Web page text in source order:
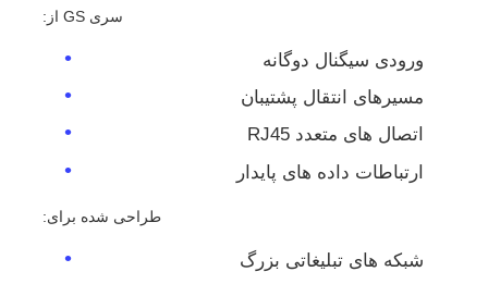
سری GS از:
ورودی سیگنال دوگانه
مسیرهای انتقال پشتیبان
اتصال های متعدد RJ45
ارتباطات داده های پایدار
طراحی شده برای:
شبکه های تبلیغاتی بزرگ